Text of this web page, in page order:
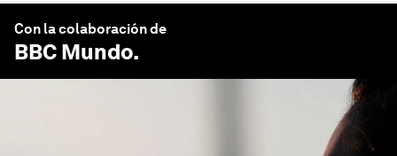
Con la colaboración de
BBC Mundo.